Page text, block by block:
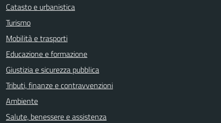
Catasto e urbanistica
Turismo
Mobilità e trasporti
Educazione e formazione
Giustizia e sicurezza pubblica
Tributi, finanze e contravvenzioni
Ambiente
Salute, benessere e assistenza